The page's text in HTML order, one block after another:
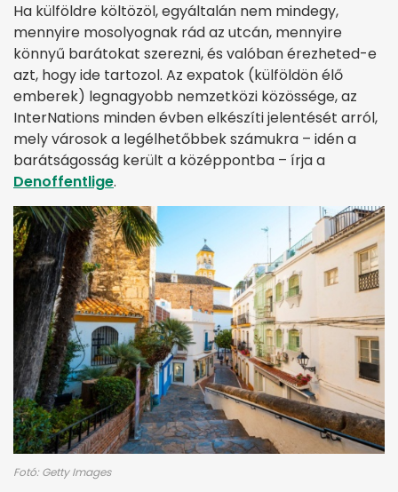
Ha külföldre költözöl, egyáltalán nem mindegy,
mennyire mosolyognak rád az utcán, mennyire
könnyű barátokat szerezni, és valóban érezheted-e
azt, hogy ide tartozol. Az expatok (külföldön élő
emberek) legnagyobb nemzetközi közössége, az
InterNations minden évben elkészíti jelentését arról,
mely városok a legélhetőbbek számukra – idén a
barátságosság került a középpontba – írja a
Denoffentlige.
Fotó: Getty Images